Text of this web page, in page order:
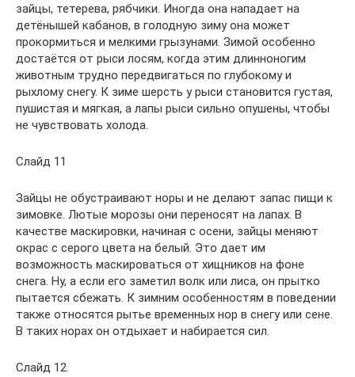
зайцы, тетерева, рябчики. Иногда она нападает на
детёнышей кабанов, в голодную зиму она может
прокормиться и мелкими грызунами. Зимой особенно
достаётся от рыси лосям, когда этим длинноногим
животным трудно передвигаться по глубокому и
рыхлому снегу. К зиме шерсть у рыси становится густая,
пушистая и мягкая, а лапы рыси сильно опушены, чтобы
не чувствовать холода.
Слайд 11
Зайцы не обустраивают норы и не делают запас пищи к
зимовке. Лютые морозы они переносят на лапах. В
качестве маскировки, начиная с осени, зайцы меняют
окрас с серого цвета на белый. Это дает им
возможность маскироваться от хищников на фоне
снега. Ну, а если его заметил волк или лиса, он прытко
пытается сбежать. К зимним особенностям в поведении
также относятся рытье временных нор в снегу или сене.
В таких норах он отдыхает и набирается сил.
Слайд 12.